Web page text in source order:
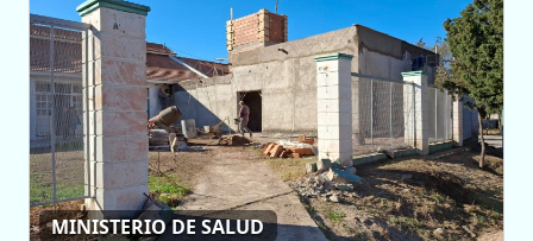
MINISTERIO DE SALUD